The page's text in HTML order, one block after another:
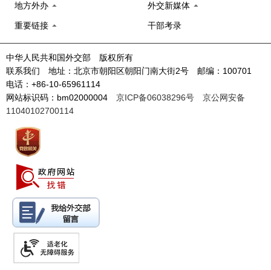
地方外办 外交新媒体
重要链接 干部考录
中华人民共和国外交部 版权所有
联系我们 地址：北京市朝阳区朝阳门南大街2号 邮编：100701
电话：+86-10-65961114
网站标识码：bm02000004 京ICP备06038296号
京公网安备
11040102700114